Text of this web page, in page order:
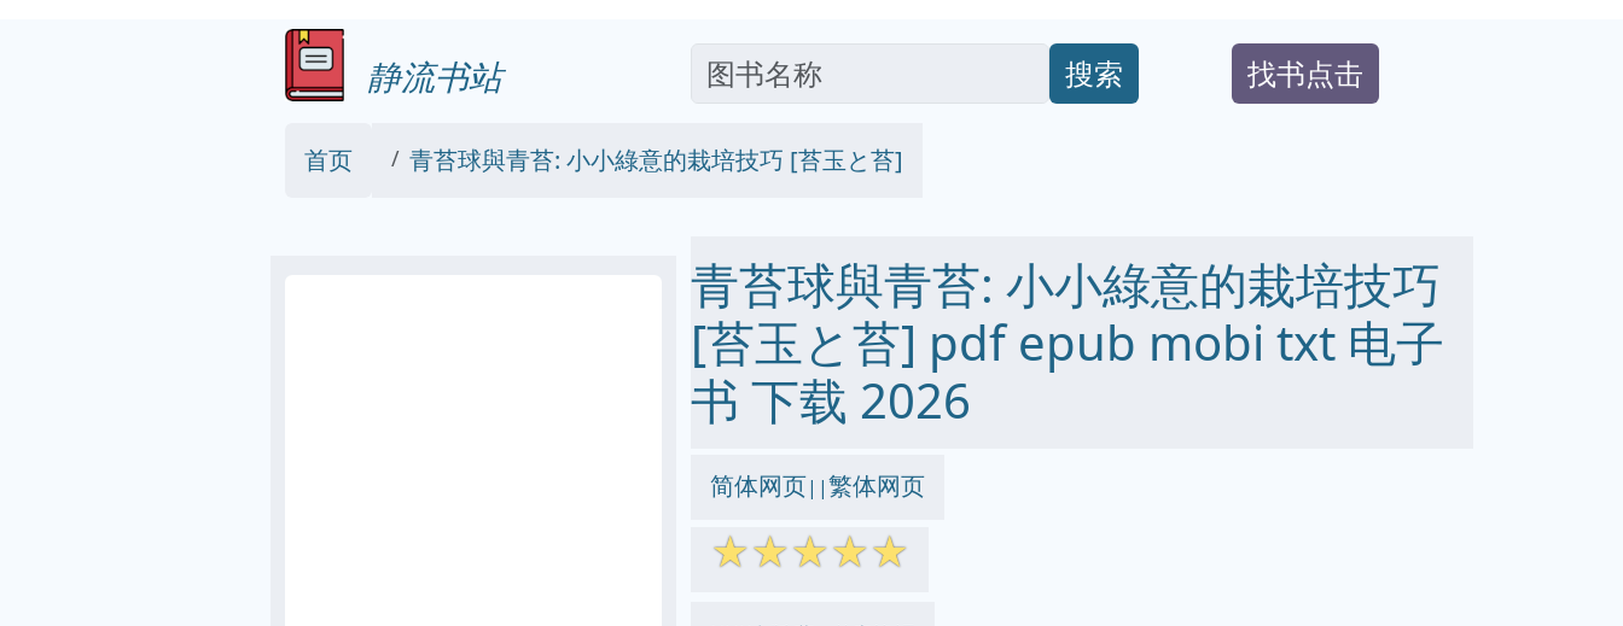
静流书站 搜索 找书点击
首页 青苔球與青苔: 小小綠意的栽培技巧 [苔玉と苔]
青苔球與青苔: 小小綠意的栽培技巧
[苔玉と苔] pdf epub mobi txt 电子
书 下载 2026
简体网页||繁体网页
☆☆☆☆☆